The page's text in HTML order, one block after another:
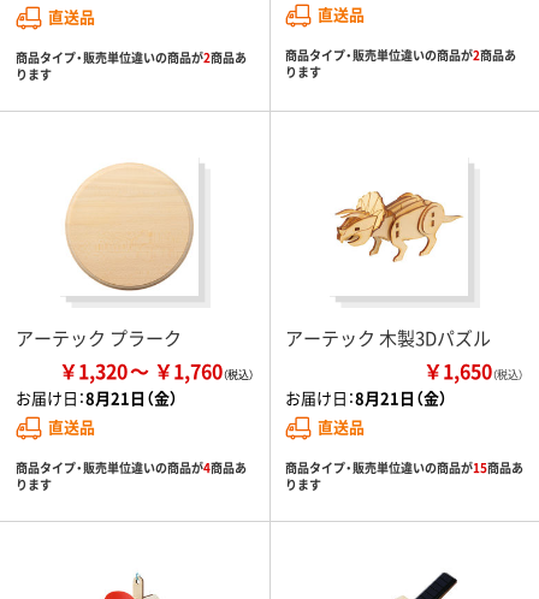
直送品
商品タイプ・販売単位違いの商品が2商品あ
ります
直送品
商品タイプ・販売単位違いの商品が2商品あ
ります
アーテック プラーク
￥1,320 ￥1,760
お届け日：8月21日（金）
直送品
商品タイプ・販売単位違いの商品が4商品あ
ります
アーテック 木製3Dパズル
￥1,650（税込）
お届け日：8月21日（金）
直送品
商品タイプ・販売単位違いの商品が15商品あ
ります